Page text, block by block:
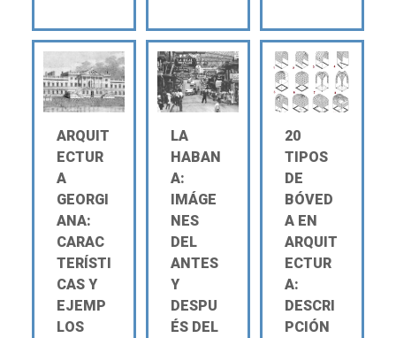
ARQUIT
ECTUR
A
GEORGI
ANA:
CARAC
TERÍSTI
CAS Y
EJEMP
LOS
LA
HABAN
A:
IMÁGE
NES
DEL
ANTES
Y
DESPU
ÉS DEL
20
TIPOS
DE
BÓVED
A EN
ARQUIT
ECTUR
A:
DESCRI
PCIÓN